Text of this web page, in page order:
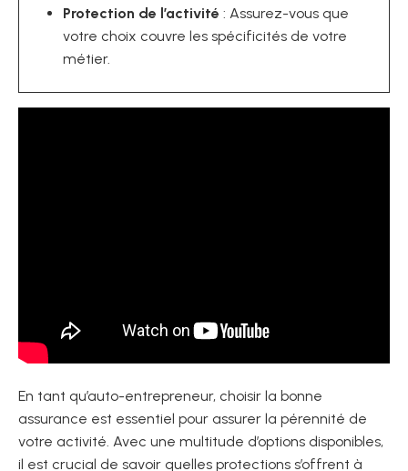
Protection de l’activité : Assurez-vous que
votre choix couvre les spécificités de votre
métier.
En tant qu’auto-entrepreneur, choisir la bonne
assurance est essentiel pour assurer la pérennité de
votre activité. Avec une multitude d’options disponibles,
il est crucial de savoir quelles protections s’offrent à